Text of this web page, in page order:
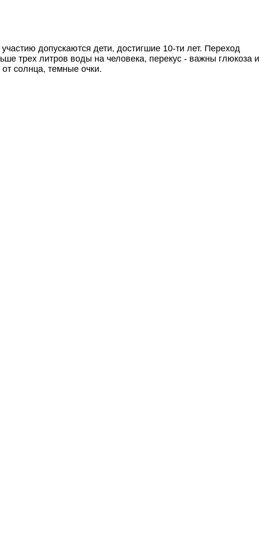
допускаются дети, достигшие 10-ти лет. Переход
трех литров воды на человека, перекус - важны глюкоза и
солнца, темные очки.